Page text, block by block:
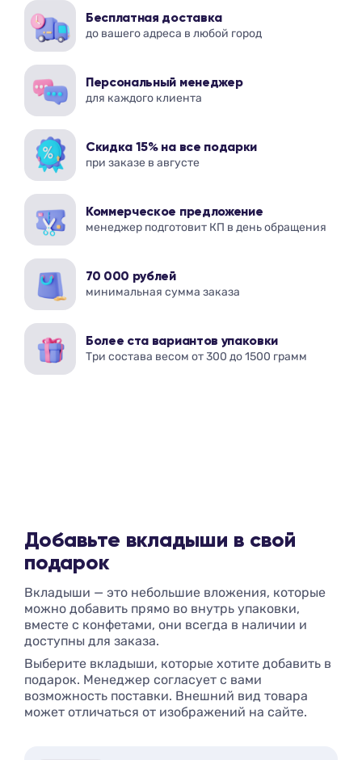
Бесплатная доставка
до вашего адреса в любой город
Персональный менеджер
для каждого клиента
Скидка 15% на все подарки
при заказе в августе
Коммерческое предложение
менеджер подготовит КП в день обращения
70 000 рублей
минимальная сумма заказа
Более ста вариантов упаковки
Три состава весом от 300 до 1500 грамм
Добавьте вкладыши в свой
подарок
Вкладыши — это небольшие вложения, которые
можно добавить прямо во внутрь упаковки,
вместе с конфетами, они всегда в наличии и
доступны для заказа.
Выберите вкладыши, которые хотите добавить в
подарок. Менеджер согласует с вами
возможность поставки. Внешний вид товара
может отличаться от изображений на сайте.